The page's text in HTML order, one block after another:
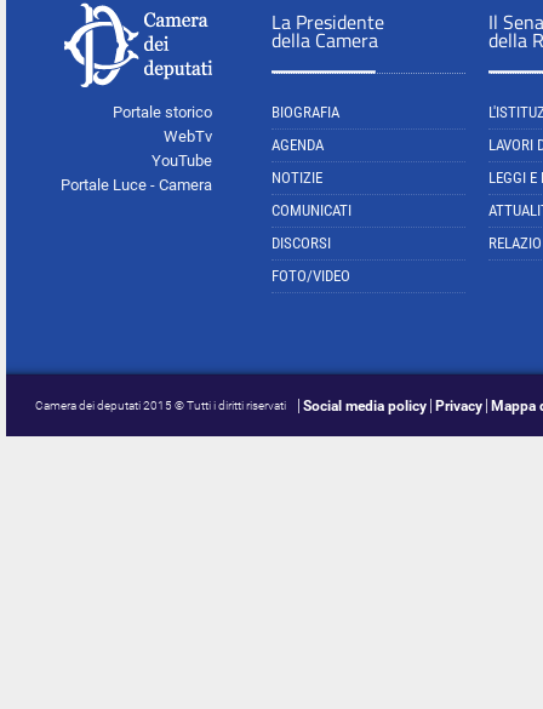
Portale storico
WebTv
YouTube
Portale Luce - Camera
La Presidente
della Camera
BIOGRAFIA
AGENDA
NOTIZIE
COMUNICATI
DISCORSI
FOTO/VIDEO
Il
della
LAVORI
LEGGI E
Camera dei deputati 2015 © Tutti i diritti riservati Social media policy Privacy Mappa